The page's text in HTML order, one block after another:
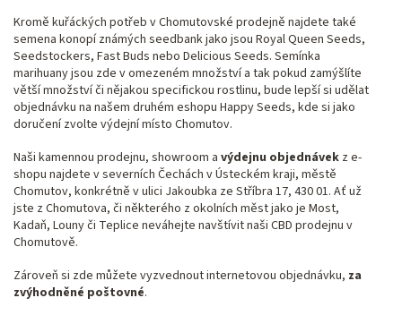
Kromě kuřáckých potřeb v Chomutovské prodejně najdete také
semena konopí známých seedbank jako jsou Royal Queen Seeds,
Seedstockers, Fast Buds nebo Delicious Seeds. Semínka
marihuany jsou zde v omezeném množství a tak pokud zamýšlíte
větší množství či nějakou specifickou rostlinu, bude lepší si udělat
objednávku na našem druhém eshopu Happy Seeds, kde si jako
doručení zvolte výdejní místo Chomutov.
Naši kamennou prodejnu, showroom a výdejnu objednávek z e-
shopu najdete v severních Čechách v Ústeckém kraji, městě
Chomutov, konkrétně v ulici Jakoubka ze Stříbra 17, 430 01. Ať už
jste z Chomutova, či některého z okolních měst jako je Most,
Kadaň, Louny či Teplice neváhejte navštívit naši CBD prodejnu v
Chomutově.
Zároveň si zde můžete vyzvednout internetovou objednávku, za
zvýhodněné poštovné.